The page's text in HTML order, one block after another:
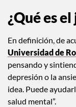
¿Qué es
En definición, de
Universidad de
pensando y
depresión o la
idea. Puede
salud mental”.